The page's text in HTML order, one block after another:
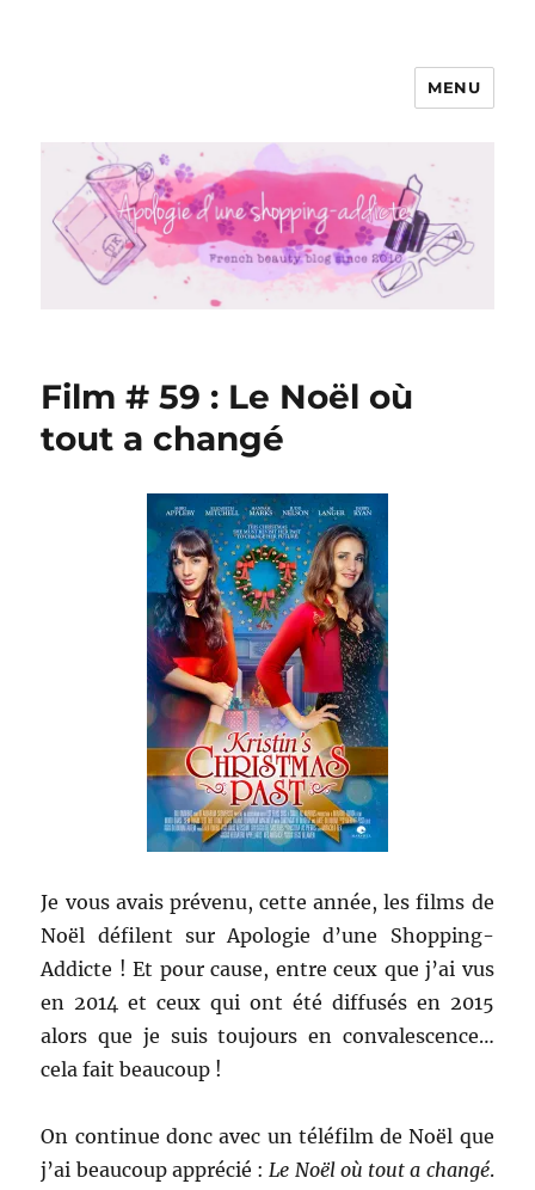
Apologie d'une Shopping-addicte
MENU
Film # 59 : Le Noël où
tout a changé
Je vous avais prévenu, cette année, les films de
Noël défilent sur Apologie d’une Shopping-
Addicte ! Et pour cause, entre ceux que j’ai vus
en 2014 et ceux qui ont été diffusés en 2015
alors que je suis toujours en convalescence…
cela fait beaucoup !
On continue donc avec un téléfilm de Noël que
j’ai beaucoup apprécié :Le Noël où tout a changé.